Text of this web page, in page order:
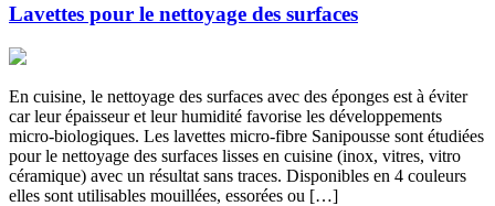
Lavettes pour le nettoyage des surfaces
En cuisine, le nettoyage des surfaces avec des éponges est à éviter
car leur épaisseur et leur humidité favorise les développements
micro-biologiques. Les lavettes micro-fibre Sanipousse sont étudiées
pour le nettoyage des surfaces lisses en cuisine (inox, vitres, vitro
céramique) avec un résultat sans traces. Disponibles en 4 couleurs
elles sont utilisables mouillées, essorées ou […]